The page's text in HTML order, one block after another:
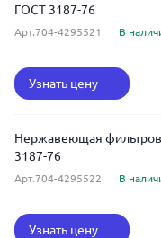
ГОСТ 3187-76
Арт.704-4295521 В
Узнать цену
Нержавеющая
3187-76
Арт.704-4295522 В
Узнать цену